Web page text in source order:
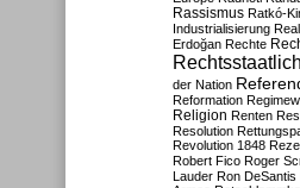
Rassismus Ratkó-
Industrialisierung
Erdoğan Rechte
der Nation
Reformation
Religion Renten
Resolution
Revolution 1848
Robert Fico Roger
Lauder Ron DeSantis